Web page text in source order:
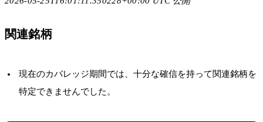
関連銘柄
現在のカバレッジ期間では、十分な確信を持って関連銘柄を
特定できませんでした。